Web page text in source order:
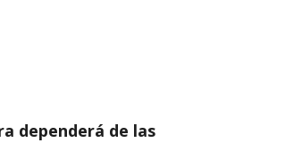
dependerá de las